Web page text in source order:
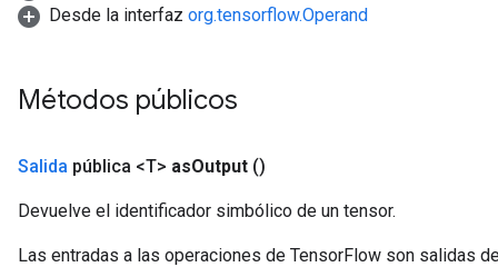
Desde la interfaz org.tensorflow.Operand
Métodos públicos
Salida pública <T> asOutput ()
Devuelve el identificador simbólico de un tensor.
Las entradas a las operaciones de TensorFlow son salidas